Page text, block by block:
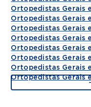
Ortopedistas Gerais
Ortopedistas Gerais
Ortopedistas Gerais
Ortopedistas Gerais
Ortopedistas Gerais
Ortopedistas Gerais
Ortopedistas Gerais
Ortopedistas Gerais